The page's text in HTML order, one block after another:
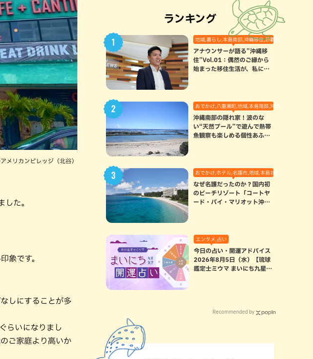
メリカンビレッジ（北谷）
した。
象です。
しにすることが多
らいになりまし
ご家庭より高いか
ランキング
地域,暮らし,本島南部,沖縄移住,那覇市
アナウンサーが語る”沖縄移
住”Vol.01：偶然のご縁から
始まった移住生活が、私にと
おでかけ,八重瀬町,地域,本島南部,沖縄の海,自然
沖縄南部の隠れ家！波のな
い“天然プール”で遊んで熱帯
魚観察も楽しめる個性あふれ
おでかけ,ホテル,名護市,地域,本島北部
なぜ名護だったのか？国内初
のビーチリゾート「コートヤ
ード・バイ・マリオット沖縄
エンタメ,占い
今日の占い・開運アドバイス
2026年8月5日（水）【琉球
鑑定士ミウマ まいにち九星気
Recommended by